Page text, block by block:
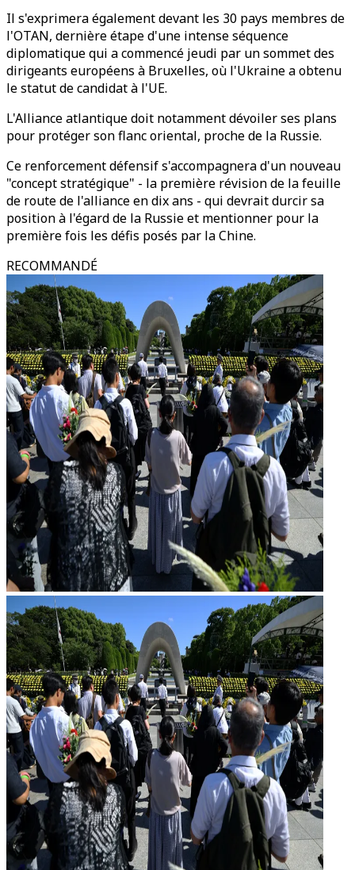
Il s'exprimera également devant les 30 pays membres de
l'OTAN, dernière étape d'une intense séquence
diplomatique qui a commencé jeudi par un sommet des
dirigeants européens à Bruxelles, où l'Ukraine a obtenu
le statut de candidat à l'UE.
L'Alliance atlantique doit notamment dévoiler ses plans
pour protéger son flanc oriental, proche de la Russie.
Ce renforcement défensif s'accompagnera d'un nouveau
"concept stratégique" - la première révision de la feuille
de route de l'alliance en dix ans - qui devrait durcir sa
position à l'égard de la Russie et mentionner pour la
première fois les défis posés par la Chine.
RECOMMANDÉ